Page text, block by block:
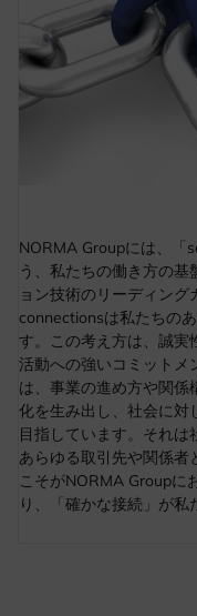
NORMA Groupには、「
う、私たちの働き方の
ョン技術のリーディン
connectionsは私たちの
す。この考え方は、誠実
活動への強いコミットメ
は、事業の進め方や関係
化を生み出し、社会に対
目指しています。それは
あらゆる取引先や関係
こそがNORMA Groupに
り、「確かな接続」が私